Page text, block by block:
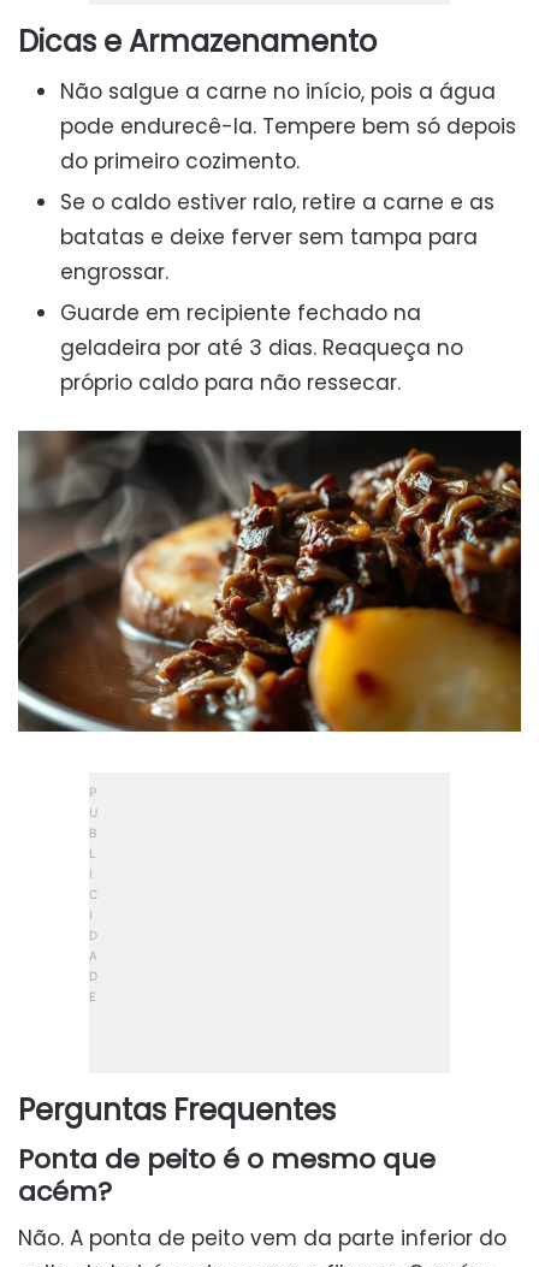
Dicas e Armazenamento
Não salgue a carne no início, pois a água
pode endurecê-la. Tempere bem só depois
do primeiro cozimento.
Se o caldo estiver ralo, retire a carne e as
batatas e deixe ferver sem tampa para
engrossar.
Guarde em recipiente fechado na
geladeira por até 3 dias. Reaqueça no
próprio caldo para não ressecar.
Perguntas Frequentes
Ponta de peito é o mesmo que
acém?
Não. A ponta de peito vem da parte inferior do